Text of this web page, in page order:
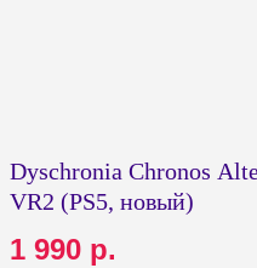
Dyschronia Chronos
VR2 (PS5, новый)
1 990 р.